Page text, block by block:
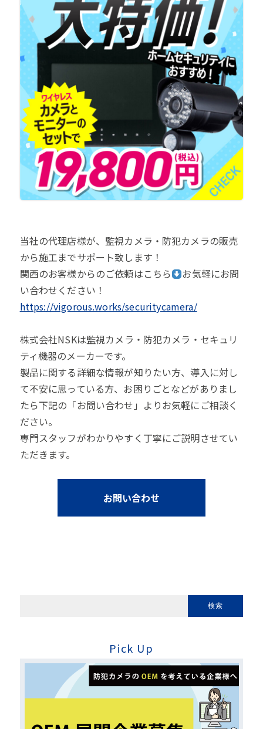
当社の代理店様が、監視カメラ・防犯カメラの販売
から施工までサポート致します！
関西のお客様からのご依頼はこちら
お気軽にお問
い合わせください！
https://vigorous.works/securitycamera/
株式会社NSKは監視カメラ・防犯カメラ・セキュリ
ティ機器のメーカーです。
製品に関する詳細な情報が知りたい方、導入に対し
て不安に思っている方、お困りごとなどがありまし
たら下記の「お問い合わせ」よりお気軽にご相談く
ださい。
専門スタッフがわかりやすく丁寧にご説明させてい
ただきます。
お問い合わせ
Pick Up